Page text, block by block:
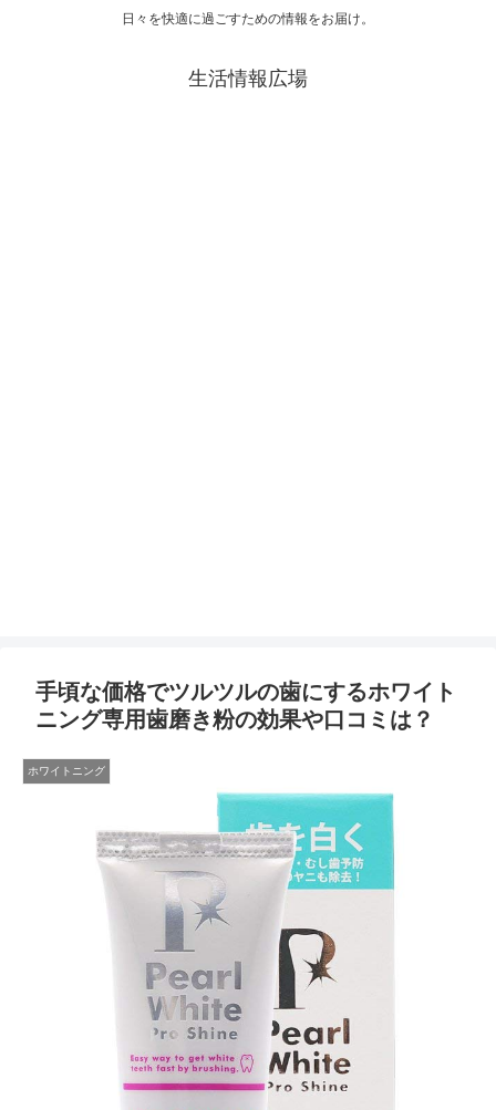
日々を快適に過ごすための情報をお届け。
生活情報広場
手頃な価格でツルツルの歯にするホワイト
ニング専用歯磨き粉の効果や口コミは？
ホワイトニング